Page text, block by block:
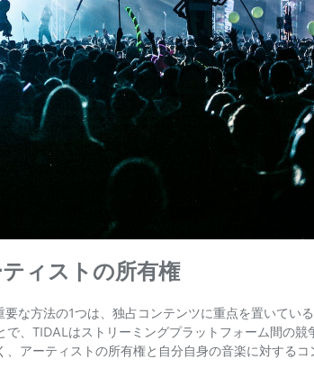
ィストの所有権
な方法の1つは、独占コンテンツに重点を置いてい
で、TIDALはストリーミングプラットフォーム間の
アーティストの所有権と自分自身の音楽に対する